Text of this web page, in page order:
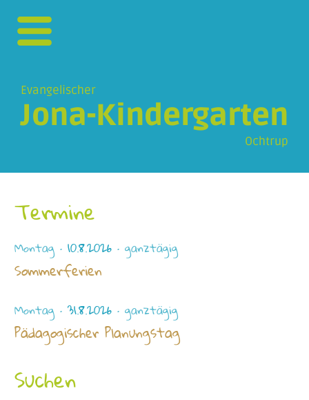
Evangelischer
Jona-Kindergarten
Ochtrup
Termine
Montag ·10.8.2026 · ganztägig
Sommerferien
Montag ·31.8.2026 · ganztägig
Pädagogischer Planungstag
Suchen